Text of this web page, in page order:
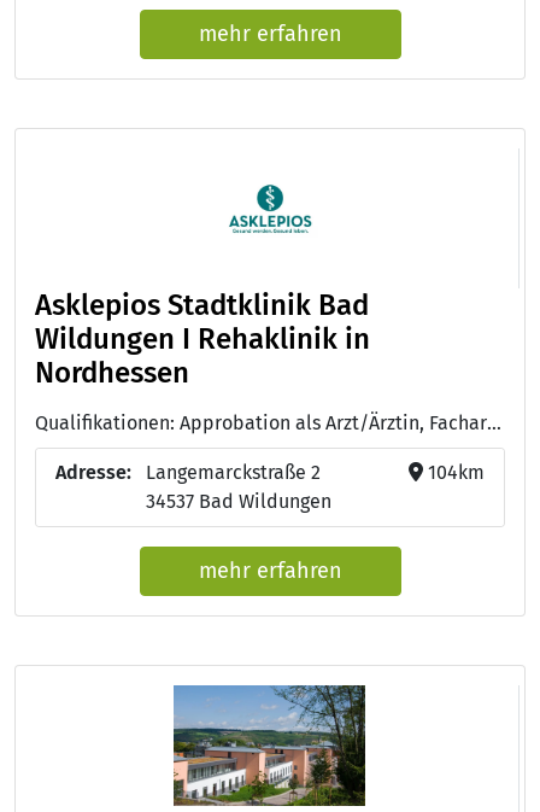
mehr erfahren
Asklepios Stadtklinik Bad
Wildungen I Rehaklinik in
Nordhessen
Qualifikationen: Approbation als Arzt/Ärztin, Facharzt/Fachärztin für Innere Medizin, Facharzt/Fachärztin für Urologie, Ausbildung zum/zur Pflegefachmann/-frau
Adresse:
Langemarckstraße 2
34537 Bad Wildungen
104km
mehr erfahren